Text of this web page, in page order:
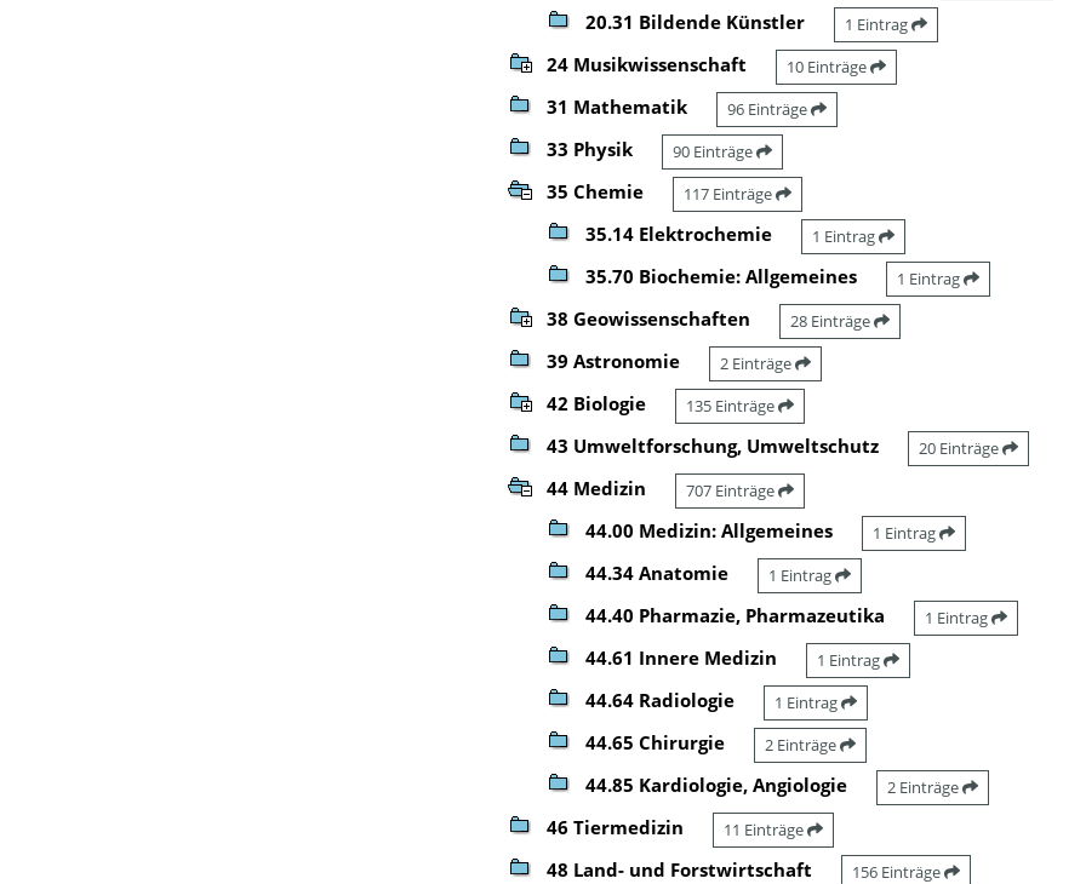
20.31 Bildende Künstler 1 Eintrag
24 Musikwissenschaft 10 Einträge
31 Mathematik 96 Einträge
33 Physik 90 Einträge
35 Chemie 117 Einträge
35.14 Elektrochemie 1 Eintrag
35.70 Biochemie: Allgemeines 1 Eintrag
38 Geowissenschaften 28 Einträge
39 Astronomie 2 Einträge
42 Biologie 135 Einträge
43 Umweltforschung, Umweltschutz 20 Einträge
44 Medizin 707 Einträge
44.00 Medizin: Allgemeines 1 Eintrag
44.34 Anatomie 1 Eintrag
44.40 Pharmazie, Pharmazeutika 1 Eintrag
44.61 Innere Medizin 1 Eintrag
44.64 Radiologie 1 Eintrag
44.65 Chirurgie 2 Einträge
44.85 Kardiologie, Angiologie 2 Einträge
46 Tiermedizin 11 Einträge
48 Land- und Forstwirtschaft 156 Einträge